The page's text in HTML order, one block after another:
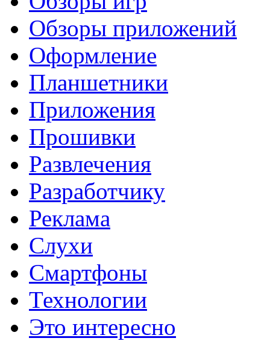
Обзоры приложений
Оформление
Планшетники
Приложения
Прошивки
Развлечения
Разработчику
Реклама
Слухи
Смартфоны
Технологии
Это интересно